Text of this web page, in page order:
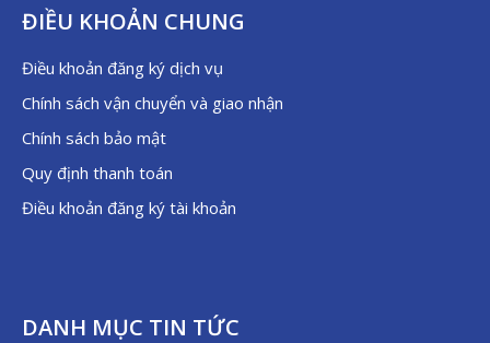
ĐIỀU KHOẢN CHUNG
Điều khoản đăng ký dịch vụ
Chính sách vận chuyển và giao nhận
Chính sách bảo mật
Quy định thanh toán
Điều khoản đăng ký tài khoản
DANH MỤC TIN TỨC